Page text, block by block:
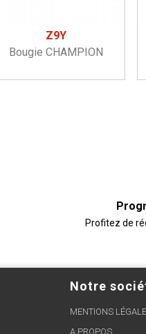
Z9Y
Bougie CHAMPION
Profitez de
Notre
MENTIONS
A PROPOS